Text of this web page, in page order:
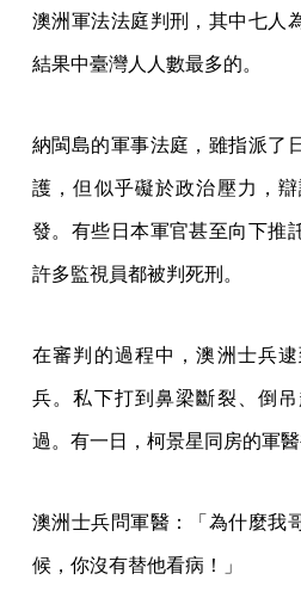
澳洲軍法法庭判刑，其中七人
結果中臺灣人人數最多的。
納閩島的軍事法庭，雖指派了
護，但似乎礙於政治壓力，
發。有些日本軍官甚至向下推
許多監視員都被判死刑。
在審判的過程中，澳洲士兵
兵。私下打到鼻梁斷裂、倒
過。有一日，柯景星同房的軍
澳洲士兵問軍醫：「為什麼我
候，你沒有替他看病！」